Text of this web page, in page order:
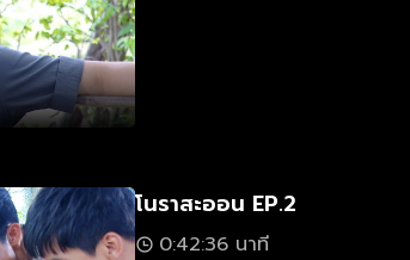
โนราสะออน EP.2
0:42:36 นาที